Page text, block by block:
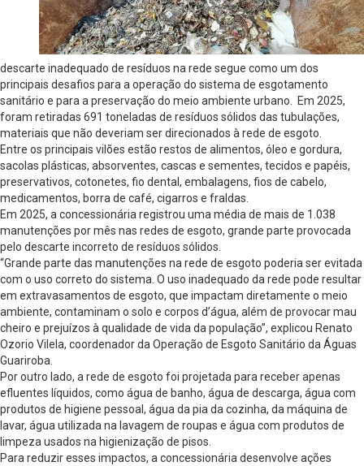
descarte inadequado de resíduos na rede segue como um dos
principais desafios para a operação do sistema de esgotamento
sanitário e para a preservação do meio ambiente urbano. Em 2025,
foram retiradas 691 toneladas de resíduos sólidos das tubulações,
materiais que não deveriam ser direcionados à rede de esgoto.
Entre os principais vilões estão restos de alimentos, óleo e gordura,
sacolas plásticas, absorventes, cascas e sementes, tecidos e papéis,
preservativos, cotonetes, fio dental, embalagens, fios de cabelo,
medicamentos, borra de café, cigarros e fraldas.
Em 2025, a concessionária registrou uma média de mais de 1.038
manutenções por mês nas redes de esgoto, grande parte provocada
pelo descarte incorreto de resíduos sólidos.
“Grande parte das manutenções na rede de esgoto poderia ser evitada
com o uso correto do sistema. O uso inadequado da rede pode resultar
em extravasamentos de esgoto, que impactam diretamente o meio
ambiente, contaminam o solo e corpos d’água, além de provocar mau
cheiro e prejuízos à qualidade de vida da população”, explicou Renato
Ozorio Vilela, coordenador da Operação de Esgoto Sanitário da Águas
Guariroba.
Por outro lado, a rede de esgoto foi projetada para receber apenas
efluentes líquidos, como água de banho, água de descarga, água com
produtos de higiene pessoal, água da pia da cozinha, da máquina de
lavar, água utilizada na lavagem de roupas e água com produtos de
limpeza usados na higienização de pisos.
Para reduzir esses impactos, a concessionária desenvolve ações